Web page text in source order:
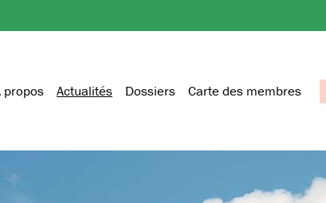
propos Actualités Dossiers Carte des membres